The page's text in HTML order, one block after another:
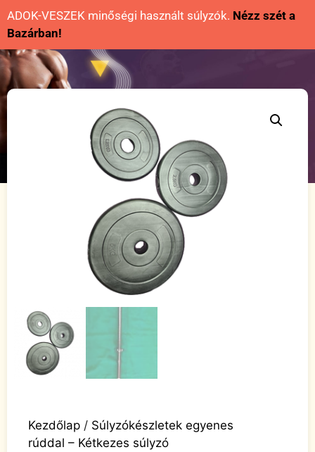
ADOK-VESZEK minőségi használt súlyzók. Nézz szét a
Bazárban!
Kezdőlap / Súlyzókészletek egyenes
rúddal – Kétkezes súlyzó